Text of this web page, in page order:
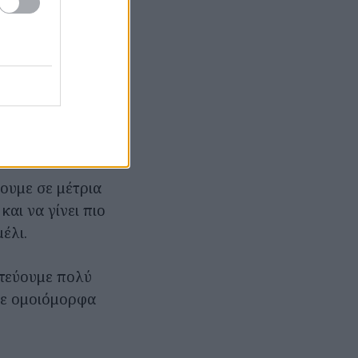
δείξει
σε μέτρια
να γίνει πιο
πολύ
ομοιόμορφα